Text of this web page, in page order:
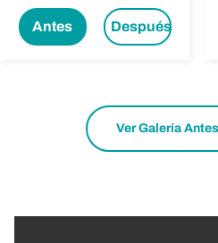
Antes Después
Ver Galería